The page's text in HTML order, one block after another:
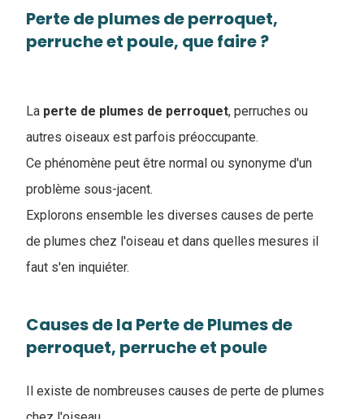
Perte de plumes de perroquet,
perruche et poule, que faire ?
La perte de plumes de perroquet, perruches ou
autres oiseaux est parfois préoccupante.
Ce phénomène peut être normal ou synonyme d'un
problème sous-jacent.
Explorons ensemble les diverses causes de perte
de plumes chez l'oiseau et dans quelles mesures il
faut s'en inquiéter.
Causes de la Perte de Plumes de
perroquet, perruche et poule
Il existe de nombreuses causes de perte de plumes